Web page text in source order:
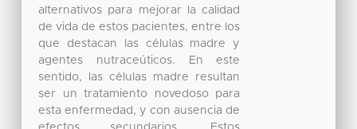
alternativos para mejorar la calidad
de vida de estos pacientes, entre los
que destacan las células madre y
agentes nutraceúticos. En este
sentido, las células madre resultan
ser un tratamiento novedoso para
esta enfermedad, y con ausencia de